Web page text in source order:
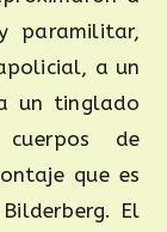
paramilitar,
a un
un tinglado
de
que es
El